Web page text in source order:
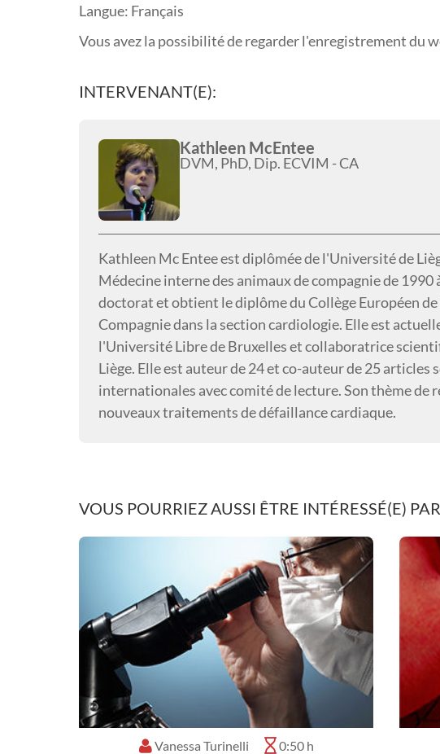
Langue: Français
Vous avez la possibilité de regarder l'enregistrement du
INTERVENANT(E):
Kathleen McEntee
DVM, PhD, Dip. ECVIM - CA
Kathleen Mc Entee est diplômée de l'Université de
Médecine interne des animaux de compagnie de 1990
doctorat et obtient le diplôme du Collège Européen
Compagnie dans la section cardiologie. Elle est
l'Université Libre de Bruxelles et collaboratrice
Liège. Elle est auteur de 24 et co-auteur de 25 articles
internationales avec comité de lecture. Son thème de
nouveaux traitements de défaillance cardiaque.
VOUS POURRIEZ AUSSI ÊTRE INTÉRESSÉ(E) PAR
Vanessa Turinelli 0:50 h